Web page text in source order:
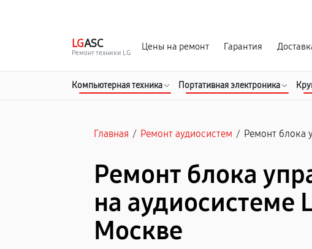
LGASC
Ремонт техники LG
Цены на ремонт Гарантия
Компьютерная техника Портативная электроника
Главная / Ремонт аудиосистем / Ремонт блока
Ремонт блока
на аудиосистеме
Москве